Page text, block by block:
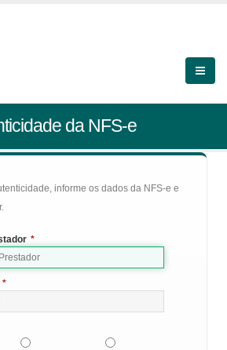
da NFS-e
informe os dados da NFS-e e
*
*